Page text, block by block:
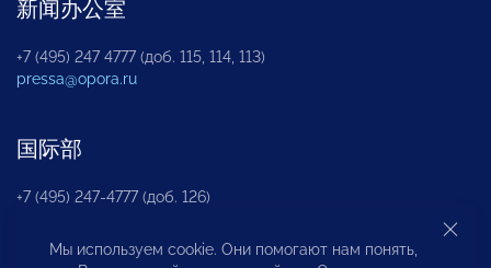
新闻办公室
+7 (495) 247 4777 (доб. 115, 114, 113)
pressa@opora.ru
国际部
+7 (495) 247-4777 (доб. 126)
Мы используем cookie. Они помогают нам понять,